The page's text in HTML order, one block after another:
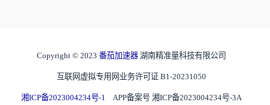
Copyright © 2023 番茄加速器 湖南精准量科技有限公司
互联网虚拟专用网业务许可证 B1-20231050
湘ICP备2023004234号-1 APP备案号 湘ICP备2023004234号-3A